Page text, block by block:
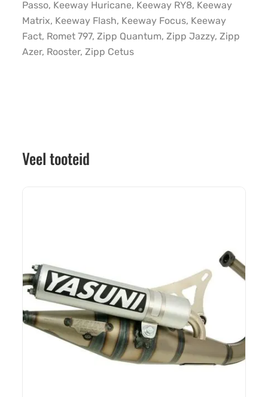
Passo, Keeway Huricane, Keeway RY8, Keeway
Matrix, Keeway Flash, Keeway Focus, Keeway
Fact, Romet 797, Zipp Quantum, Zipp Jazzy, Zipp
Azer, Rooster, Zipp Cetus
Veel tooteid